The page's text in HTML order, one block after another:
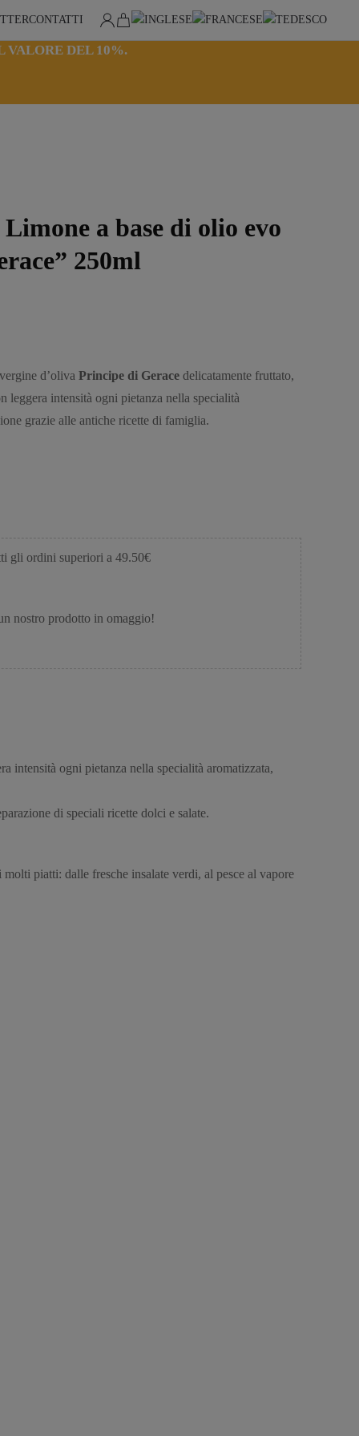
CONTATTI
VALORE DEL 10%.
a base di olio evo
250ml
d’oliva Principe di Gerace delicatamente fruttato,
leggera intensità ogni pietanza nella specialità
grazie alle antiche ricette di famiglia.
gli ordini superiori a 49.50€
nostro prodotto in omaggio!
intensità ogni pietanza nella specialità aromatizzata,
di speciali ricette dolci e salate.
piatti: dalle fresche insalate verdi, al pesce al vapore